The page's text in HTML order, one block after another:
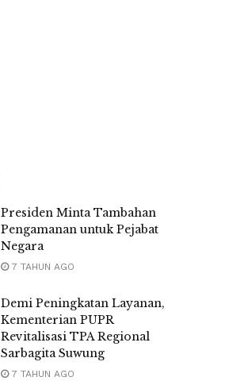
Presiden Minta Tambahan
Pengamanan untuk Pejabat
Negara
7 TAHUN AGO
Demi Peningkatan Layanan,
Kementerian PUPR
Revitalisasi TPA Regional
Sarbagita Suwung
7 TAHUN AGO